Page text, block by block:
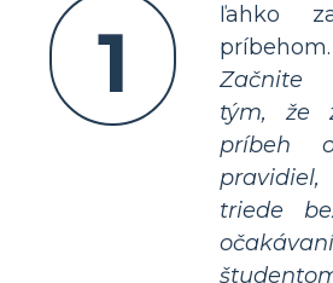
1
ľahko
príbehom.
Začnite
tým, že
príbeh
triede